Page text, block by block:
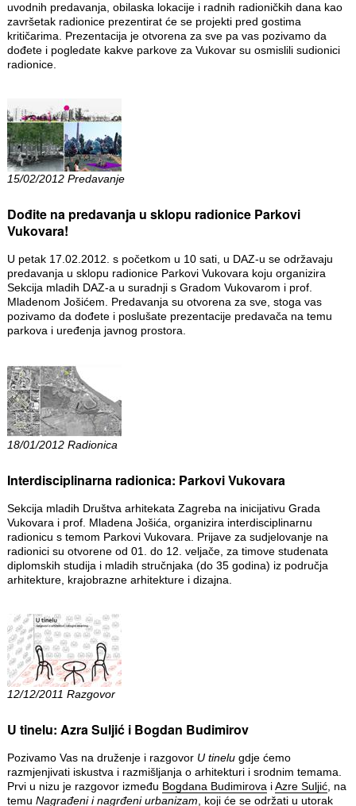
uvodnih predavanja, obilaska lokacije i radnih radioničkih dana kao
završetak radionice prezentirat će se projekti pred gostima
kritičarima. Prezentacija je otvorena za sve pa vas pozivamo da
dođete i pogledate kakve parkove za Vukovar su osmislili sudionici
radionice.
15/02/2012 Predavanje
Dođite na predavanja u sklopu radionice Parkovi
Vukovara!
U petak 17.02.2012. s početkom u 10 sati, u DAZ-u se održavaju
predavanja u sklopu radionice Parkovi Vukovara koju organizira
Sekcija mladih DAZ-a u suradnji s Gradom Vukovarom i prof.
Mladenom Jošićem. Predavanja su otvorena za sve, stoga vas
pozivamo da dođete i poslušate prezentacije predavača na temu
parkova i uređenja javnog prostora.
18/01/2012 Radionica
Interdisciplinarna radionica: Parkovi Vukovara
Sekcija mladih Društva arhitekata Zagreba na inicijativu Grada
Vukovara i prof. Mladena Jošića, organizira interdisciplinarnu
radionicu s temom Parkovi Vukovara. Prijave za sudjelovanje na
radionici su otvorene od 01. do 12. veljače, za timove studenata
diplomskih studija i mladih stručnjaka (do 35 godina) iz područja
arhitekture, krajobrazne arhitekture i dizajna.
12/12/2011 Razgovor
U tinelu: Azra Suljić i Bogdan Budimirov
Pozivamo Vas na druženje i razgovor U tinelugdje ćemo
razmjenjivati iskustva i razmišljanja o arhitekturi i srodnim temama.
Prvi u nizu je razgovor između Bogdana Budimirova iAzre Suljić, na
temu Nagrađeni i nagrđeni urbanizam , koji će se održati u utorak